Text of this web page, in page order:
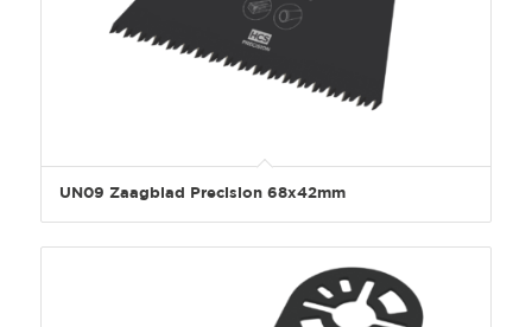
UN09 Zaagblad Precision 68x42mm